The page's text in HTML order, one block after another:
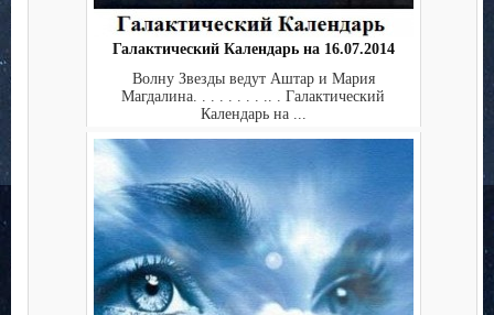
Галактический Календарь на 16.07.2014
Волну Звезды ведут Аштар и Мария
Магдалина. . . . . . . . .. . Галактический
Календарь на ...